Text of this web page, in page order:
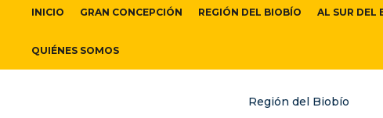
INICIO GRAN CONCEPCIÓN REGIÓN DEL BIOBÍO AL SUR DEL
QUIÉNES SOMOS
Región del Biobío